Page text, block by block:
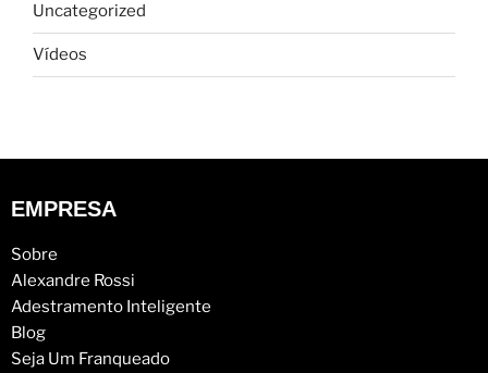
Uncategorized
Vídeos
EMPRESA
Sobre
Alexandre Rossi
Adestramento Inteligente
Blog
Seja Um Franqueado